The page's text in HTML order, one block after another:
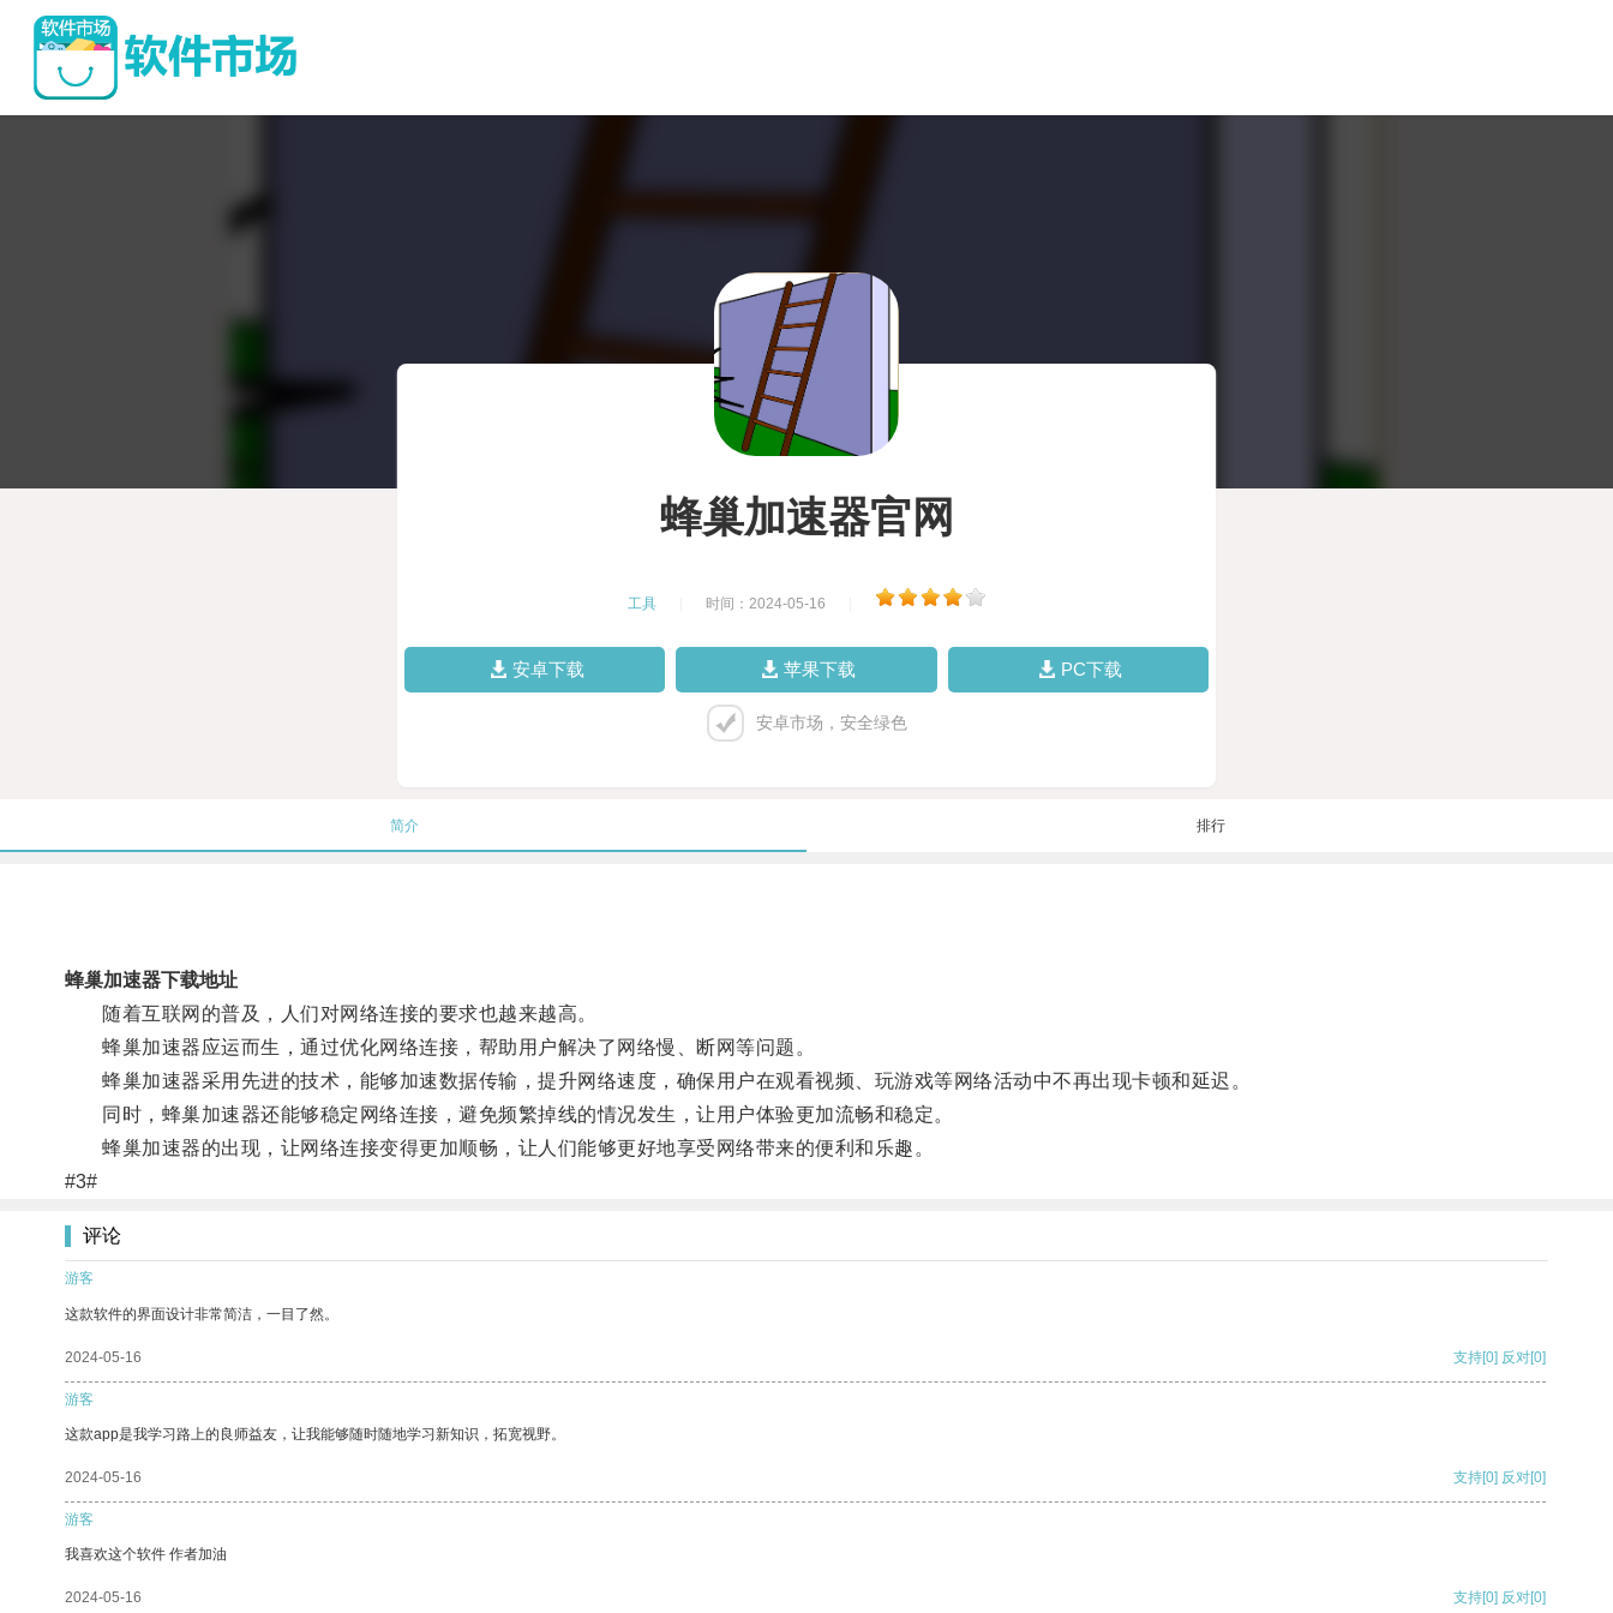
蜂巢加速器官网
工具 时间：2024-05-16
安卓下载 苹果下载 PC下载
安卓市场，安全绿色
简介 排行
蜂巢加速器下载地址
随着互联网的普及，人们对网络连接的要求也越来越高。
蜂巢加速器应运而生，通过优化网络连接，帮助用户解决了网络慢、断网等问题。
蜂巢加速器采用先进的技术，能够加速数据传输，提升网络速度，确保用户在观看视频、玩游戏等网络活动中不再出现卡顿和延迟。
同时，蜂巢加速器还能够稳定网络连接，避免频繁掉线的情况发生，让用户体验更加流畅和稳定。
蜂巢加速器的出现，让网络连接变得更加顺畅，让人们能够更好地享受网络带来的便利和乐趣。
#3#
评论
游客
这款软件的界面设计非常简洁，一目了然。
2024-05-16 支持[0] 反对[0]
游客
这款app是我学习路上的良师益友，让我能够随时随地学习新知识，拓宽视野。
2024-05-16 支持[0] 反对[0]
游客
我喜欢这个软件 作者加油
2024-05-16 支持[0] 反对[0]